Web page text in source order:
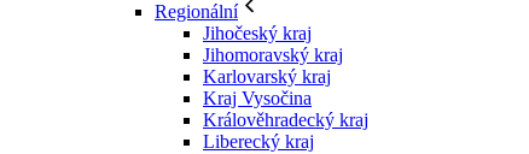
Regionální
Jihočeský kraj
Jihomoravský kraj
Karlovarský kraj
Kraj Vysočina
Králověhradecký kraj
Liberecký kraj